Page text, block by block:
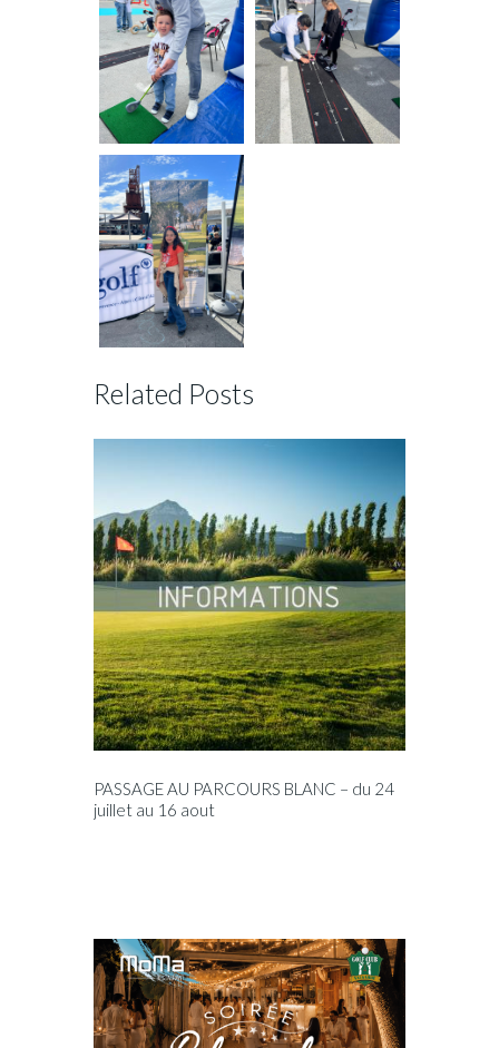
Related Posts
PASSAGE AU PARCOURS BLANC – du 24
juillet au 16 aout